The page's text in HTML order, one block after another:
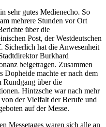
sehr gutes Medienecho. So
mehrere Stunden vor Ort
über die
Post, der Westdeutschen
Sicherlich hat die Anwesenheit
Burkhard
beigetragen. Zusammen
Dopheide machte er nach dem
Rundgang über die
Hintzsche war nach mehr
der Vielfalt der Berufe und
auf der Messe.
Messetages waren sich alle an